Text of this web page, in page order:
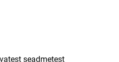
seadmetest